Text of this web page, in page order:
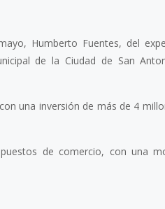
Humberto Fuentes, del
de la Ciudad de San
una inversión de más de 4
de comercio, con una